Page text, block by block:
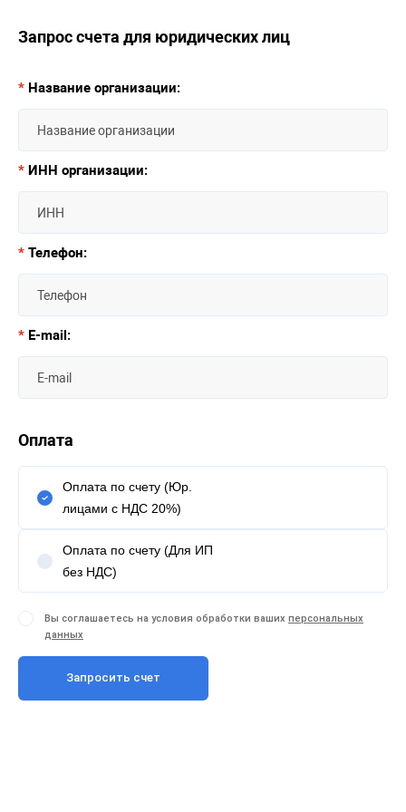
Запрос счета для юридических лиц
* Название организации:
* ИНН организации:
* Телефон:
* E-mail:
Оплата
Оплата по счету (Юр.
лицами с НДС 20%)
Оплата по счету (Для ИП
без НДС)
Вы соглашаетесь на условия обработки ваших персональных
данных